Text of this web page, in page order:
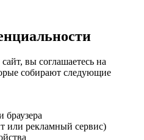
вы соглашаетесь на
собирают следующие
или рекламный сервис)